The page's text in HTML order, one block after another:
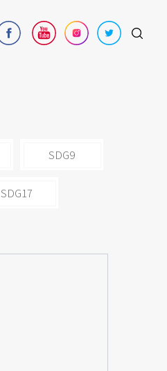
SDG9
SDG17